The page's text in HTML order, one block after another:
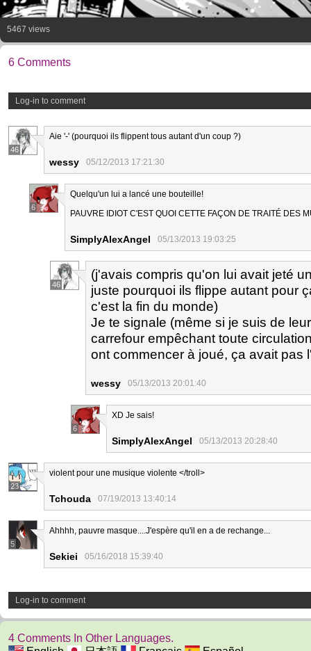
5467 views
6 Comments
Log-in to comment
46
Aie '-' (pourquoi ils flippent tous autant d'un coup ?)
wessy 05/12/2013 17:21:30
6
Quelqu'un lui a lancé une bouteille!
PAUVRE IDIOT C'EST QUOI CETTE FAÇON DE TRAITÉ DES
SimplyAlexAngel 05/13/2013 19:03:25
46
(j'avais compris qu'on lui avait jeté
juste pourquoi ils flippe autant pour
c'est la fin du monde)
Je te signale (même si je suis de
carrefour empêchant toute
ont commencer à joué, ça avait pas
wessy 05/13/2013 20:01:40
6
XD Je sais!
SimplyAlexAngel 05/13/2013 20:28:40
23
violent pour une musique violente </troll>
Tchouda 07/19/2013 13:40:14
5
Ahhhh, pauvre masque....J'espère qu'il en a de rechange...
Sekiei 05/16/2018 15:39:40
Log-in to comment
4 Comments In Other Languages.